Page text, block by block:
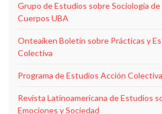
Grupo de Estudios sobre Sociología de
Cuerpos UBA
Onteaiken Boletín sobre Prácticas y
Colectiva
Programa de Estudios Acción
Revista Latinoamericana de Estudios
Emociones y Sociedad